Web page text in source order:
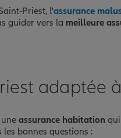
Priest, l'assurance
guider vers la meilleure
adaptée
assurance habitation
bonnes questions :